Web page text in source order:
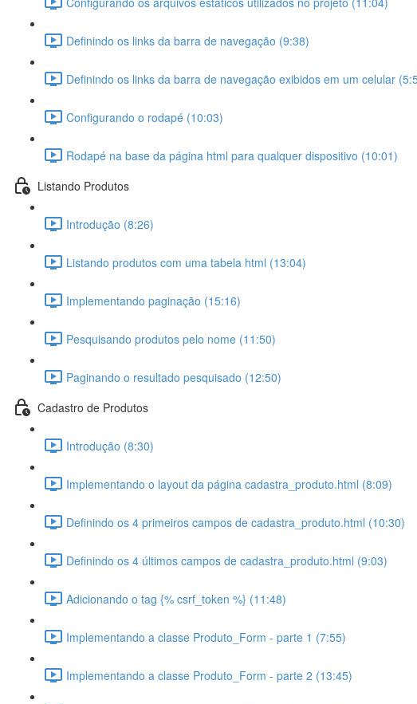
Definindo os links da barra de navegação (9:38)
Definindo os links da barra de navegação exibidos em um celular
Configurando o rodapé (10:03)
Rodapé na base da página html para qualquer dispositivo (10:01)
Listando Produtos
Introdução (8:26)
Listando produtos com uma tabela html (13:04)
Implementando paginação (15:16)
Pesquisando produtos pelo nome (11:50)
Paginando o resultado pesquisado (12:50)
Cadastro de Produtos
Introdução (8:30)
Implementando o layout da página cadastra_produto.html (8:09)
Definindo os 4 primeiros campos de cadastra_produto.html (10:30)
Definindo os 4 últimos campos de cadastra_produto.html (9:03)
Adicionando o tag {% csrf_token %} (11:48)
Implementando a classe Produto_Form - parte 1 (7:55)
Implementando a classe Produto_Form - parte 2 (13:45)